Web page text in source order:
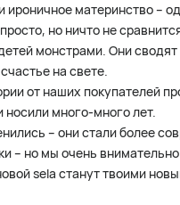
ироничное материнство –
но ничто не
монстрами. Они
на свете.
от наших покупателей
носили много-много лет.
– они стали более
– но мы очень
sela станут твоими